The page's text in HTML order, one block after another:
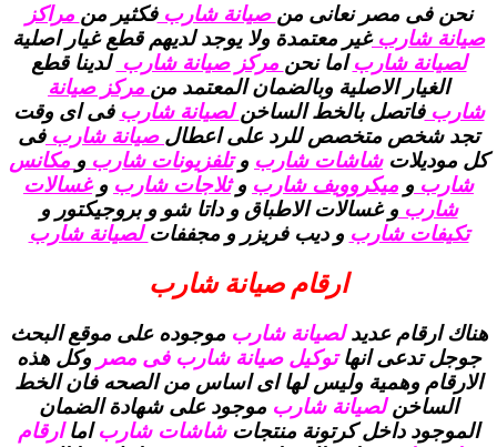
نحن فى مصر نعانى من صيانة شاربفكثير من مراكز
صيانة شاربغير معتمدة ولا يوجد لديهم قطع غيار اصلية
لصيانة شارب اما نحن مركز صيانة شارب لدينا قطع
الغيار الاصلية وبالضمان المعتمد من مركز صيانة
شاربفاتصل بالخط الساخنلصيانة شارب فى اى وقت
تجد شخص متخصص للرد على اعطال صيانة شاربفى
كل موديلاتشاشات شارب وتلفزيونات شارب و مكانس
شارب و ميكروويف شارب وثلاجات شارب وغسالات
شاربو غسالات الاطباق و داتا شو و بروجيكتور و
تكيفات شارب و ديب فريزر و مجففاتلصيانة شارب
ارقام صيانة شارب
هناك ارقام عديدلصيانة شاربموجوده على موقع البحث
جوجل تدعى انهاتوكيل صيانة شارب فى مصروكل هذه
الارقام وهمية وليس لها اى اساس من الصحه فان الخط
الساخنلصيانة شارب موجود على شهادة الضمان
الموجود داخل كرتونة منتجاتشاشات شارباماارقام